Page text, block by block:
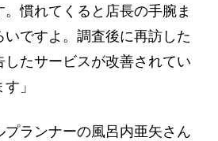
慣れてくると店長の手腕ま
ですよ。調査後に再訪した
したサービスが改善されてい
」
ランナーの風呂内亜矢さん